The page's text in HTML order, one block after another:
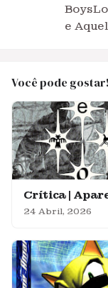
e
Você pode gostar!
Crítica |
24 Abril, 2026